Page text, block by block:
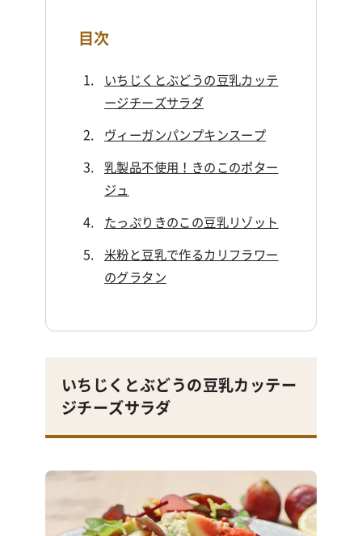
目次
いちじくとぶどうの豆乳カッテ
ージチーズサラダ
ヴィーガンパンプキンスープ
乳製品不使用！きのこのポター
ジュ
たっぷりきのこの豆乳リゾット
米粉と豆乳で作るカリフラワー
のグラタン
いちじくとぶどうの豆乳カッテー
ジチーズサラダ